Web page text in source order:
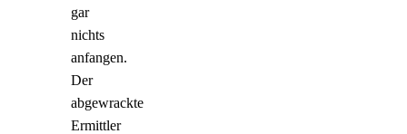
gar
nichts
anfangen.
Der
abgewrackte
Ermittler